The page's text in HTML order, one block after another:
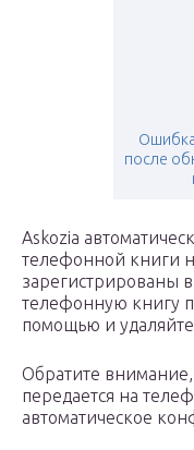
после
Askozia
телефонной книги
зарегистрированы
телефонную книгу
помощью и
Обратите
передается на
автоматическое